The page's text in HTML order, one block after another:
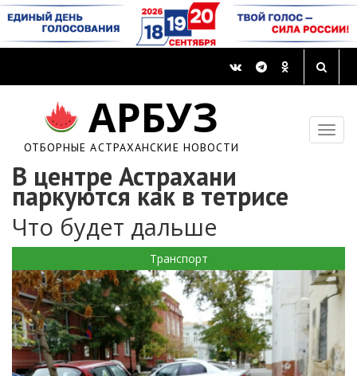
АРБУЗ
ОТБОРНЫЕ АСТРАХАНСКИЕ НОВОСТИ
В центре Астрахани
паркуются как в тетрисе
Что будет дальше
Транспорт